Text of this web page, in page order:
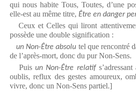
qui nous habite Tous, Toutes, d’une
elle-est au même titre, Être en danger
Ceux et Celles qui liront
possède une double signification :
un Non-Être absolu tel que rencontré
de l’après-mort, donc du pur Non-Sens.
Puisun Non-Être relatif
oublis, reflux des gestes amoureux,
vivre, donc un Non-Sens partiel.]